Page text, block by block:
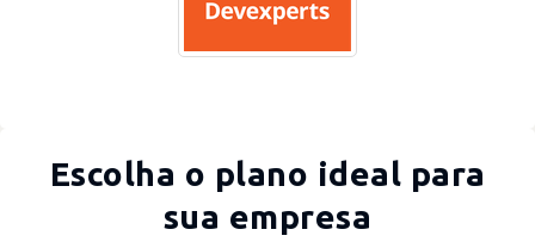
Escolha o plano ideal para
sua empresa